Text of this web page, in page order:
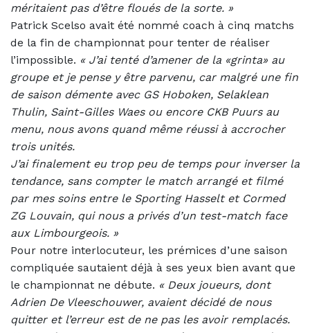
méritaient pas d’être floués de la sorte. »
Patrick Scelso avait été nommé coach à cinq matchs
de la fin de championnat pour tenter de réaliser
l’impossible. « J’ai tenté d’amener de la «grinta» au
groupe et je pense y être parvenu, car malgré une fin
de saison démente avec GS Hoboken, Selaklean
Thulin, Saint-Gilles Waes ou encore CKB Puurs au
menu, nous avons quand même réussi à accrocher
trois unités.
J’ai finalement eu trop peu de temps pour inverser la
tendance, sans compter le match arrangé et filmé
par mes soins entre le Sporting Hasselt et Cormed
ZG Louvain, qui nous a privés d’un test-match face
aux Limbourgeois. »
Pour notre interlocuteur, les prémices d’une saison
compliquée sautaient déjà à ses yeux bien avant que
le championnat ne débute. « Deux joueurs, dont
Adrien De Vleeschouwer, avaient décidé de nous
quitter et l’erreur est de ne pas les avoir remplacés.